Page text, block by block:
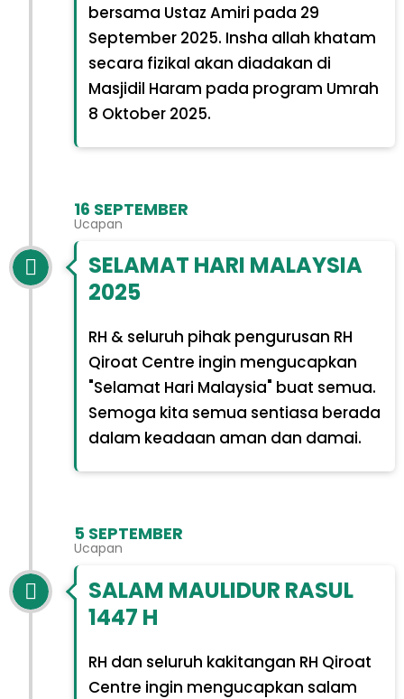
bersama Ustaz Amiri pada 29
September 2025. Insha allah khatam
secara fizikal akan diadakan di
Masjidil Haram pada program Umrah
8 Oktober 2025.
16 SEPTEMBER
Ucapan
SELAMAT HARI MALAYSIA
2025
RH & seluruh pihak pengurusan RH
Qiroat Centre ingin mengucapkan
"Selamat Hari Malaysia" buat semua.
Semoga kita semua sentiasa berada
dalam keadaan aman dan damai.
5 SEPTEMBER
Ucapan
SALAM MAULIDUR RASUL
1447 H
RH dan seluruh kakitangan RH Qiroat
Centre ingin mengucapkan salam